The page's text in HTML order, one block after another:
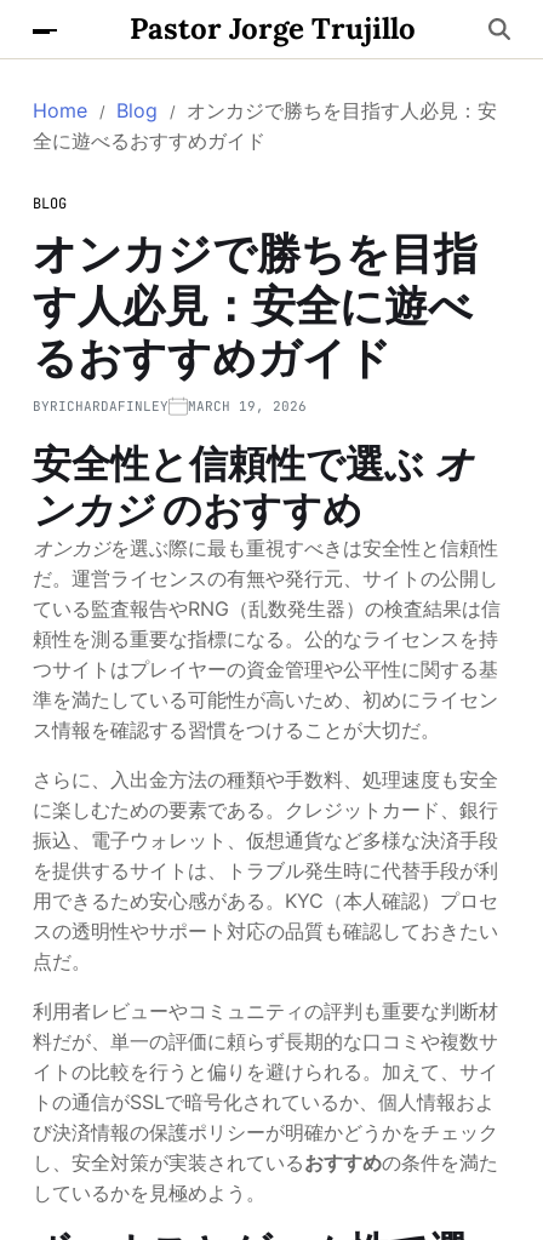
Pastor Jorge Trujillo
Home Blog
オンカジで勝ちを目指す人必見：安
全に遊べるおすすめガイド
BLOG
オンカジで勝ちを目指
す人必見：安全に遊べ
るおすすめガイド
BYRICHARDAFINLEY MARCH 19, 2026
安全性と信頼性で選ぶ オ
ンカジのおすすめ
オンカジを選ぶ際に最も重視すべきは安全性と信頼性
だ。運営ライセンスの有無や発行元、サイトの公開し
ている監査報告やRNG（乱数発生器）の検査結果は信
頼性を測る重要な指標になる。公的なライセンスを持
つサイトはプレイヤーの資金管理や公平性に関する基
準を満たしている可能性が高いため、初めにライセン
ス情報を確認する習慣をつけることが大切だ。
さらに、入出金方法の種類や手数料、処理速度も安全
に楽しむための要素である。クレジットカード、銀行
振込、電子ウォレット、仮想通貨など多様な決済手段
を提供するサイトは、トラブル発生時に代替手段が利
用できるため安心感がある。KYC（本人確認）プロセ
スの透明性やサポート対応の品質も確認しておきたい
点だ。
利用者レビューやコミュニティの評判も重要な判断材
料だが、単一の評価に頼らず長期的な口コミや複数サ
イトの比較を行うと偏りを避けられる。加えて、サイ
トの通信がSSLで暗号化されているか、個人情報およ
び決済情報の保護ポリシーが明確かどうかをチェック
し、安全対策が実装されているおすすめの条件を満た
しているかを見極めよう。